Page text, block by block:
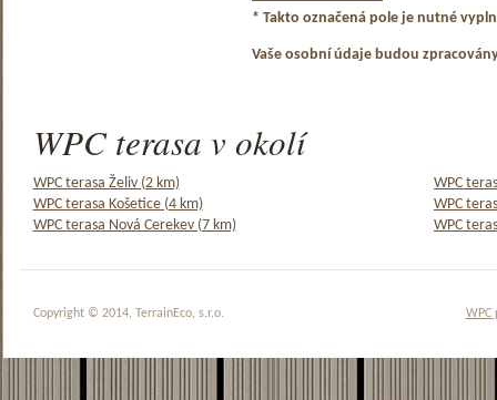
* Takto označená pole je nutné
Vaše osobní údaje budou
WPC terasa v okolí
WPC terasa Želiv (2 km)
WPC
WPC terasa Košetice (4 km)
WPC
WPC terasa Nová Cerekev (7 km)
WPC
WPC
Copyright © 2014, TerrainEco, s.r.o.